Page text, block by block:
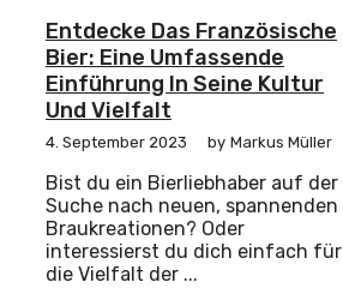
Entdecke Das Französische
Bier: Eine Umfassende
Einführung In Seine Kultur
Und Vielfalt
4. September 2023 by Markus Müller
Bist du ein Bierliebhaber auf der
Suche nach neuen, spannenden
Braukreationen? Oder
interessierst du dich einfach für
die Vielfalt der ...